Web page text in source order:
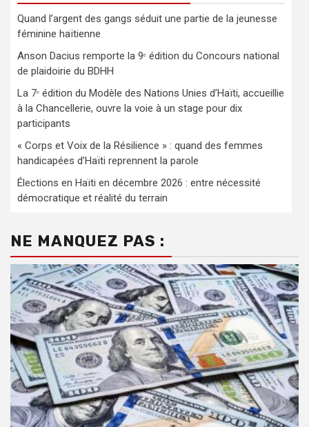
Quand l’argent des gangs séduit une partie de la jeunesse
féminine haïtienne
Anson Dacius remporte la 9ᵉ édition du Concours national
de plaidoirie du BDHH
La 7ᵉ édition du Modèle des Nations Unies d’Haïti, accueillie
à la Chancellerie, ouvre la voie à un stage pour dix
participants
« Corps et Voix de la Résilience » : quand des femmes
handicapées d’Haïti reprennent la parole
Élections en Haïti en décembre 2026 : entre nécessité
démocratique et réalité du terrain
NE MANQUEZ PAS :